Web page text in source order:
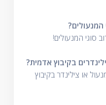
סוגי המנעולים!
בקיבוץ אדמית?
או צילינדר בקיבוץ